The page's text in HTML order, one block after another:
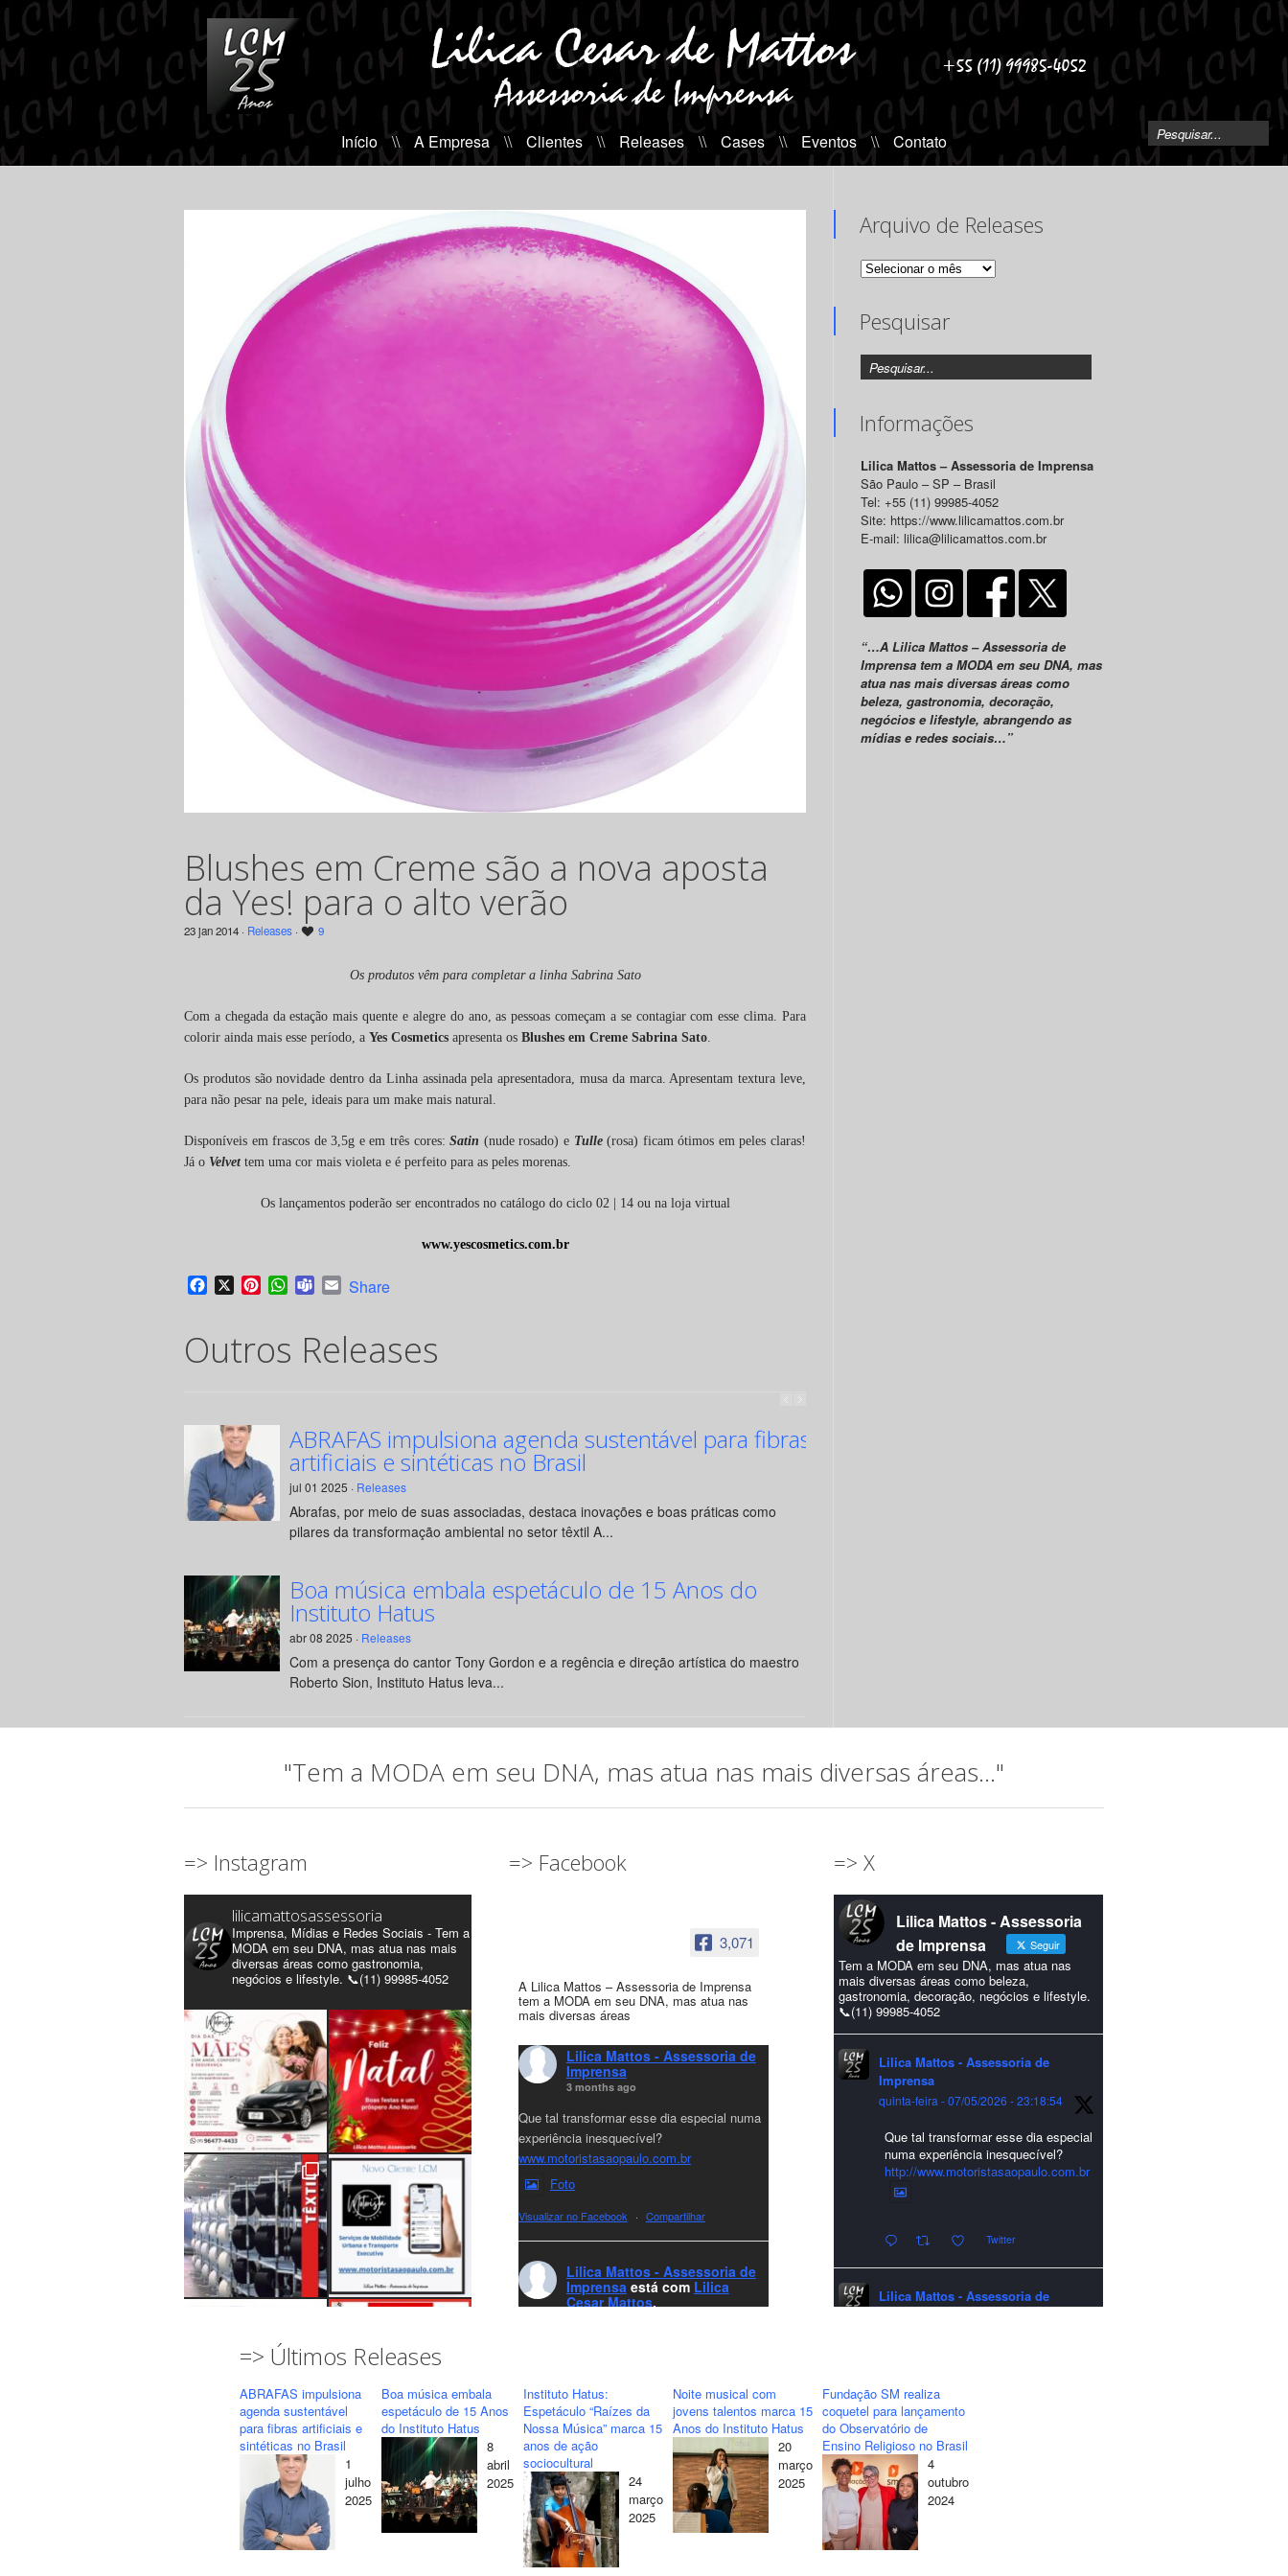
Início \\ A Empresa \\ Clientes \\ Releases \\ Cases \\ Eventos \\ Contato
Blushes em Creme são a nova aposta
da Yes! para o alto verão
23 jan 2014 · Releases · 9
Os produtos vêm para completar a linha Sabrina Sato
Com a chegada da estação mais quente e alegre do ano, as pessoas começam a se contagiar com esse clima. Para
colorir ainda mais esse período, a Yes Cosmetics apresenta os Blushes em Creme Sabrina Sato.
Os produtos são novidade dentro da Linha assinada pela apresentadora, musa da marca. Apresentam textura leve,
para não pesar na pele, ideais para um make mais natural.
Disponíveis em frascos de 3,5g e em três cores:Satin (nude rosado) e Tulle(rosa) ficam ótimos em peles claras!
Já o Velvet tem uma cor mais violeta e é perfeito para as peles morenas.
Os lançamentos poderão ser encontrados no catálogo do ciclo 02 | 14 ou na loja virtual
www.yescosmetics.com.br
Facebook
X PinterestWhatsApp
TeamsEmail
Share
Outros Releases
ABRAFAS impulsiona agenda sustentável para fibras
artificiais e sintéticas no Brasil
jul 01 2025 · Releases
Abrafas, por meio de suas associadas, destaca inovações e boas práticas como
pilares da transformação ambiental no setor têxtil A...
Boa música embala espetáculo de 15 Anos do
Instituto Hatus
abr 08 2025 · Releases
Com a presença do cantor Tony Gordon e a regência e direção artística do maestro
Roberto Sion, Instituto Hatus leva...
Arquivo de Releases
Arquivo
Pesquisar
Informações
Lilica Mattos – Assessoria de Imprensa
São Paulo – SP – Brasil
Tel: +55 (11) 99985-4052
Site: https://www.lilicamattos.com.br
E-mail: lilica@lilicamattos.com.br
“…A Lilica Mattos – Assessoria de
Imprensa tem a MODA em seu DNA, mas
atua nas mais diversas áreas como
beleza, gastronomia, decoração,
negócios e lifestyle, abrangendo as
mídias e redes sociais…”
"Tem a MODA em seu DNA, mas atua nas mais diversas áreas..."
=> Instagram
lilicamattosassessoria
Imprensa, Mídias e Redes Sociais - Tem a
MODA em seu DNA, mas atua nas mais
diversas áreas como gastronomia,
negócios e lifestyle. 📞(11) 99985-4052
Carregar mais... Seguir
=> Facebook
3,071
A Lilica Mattos – Assessoria de Imprensa
tem a MODA em seu DNA, mas atua nas
mais diversas áreas
Lilica Mattos - Assessoria de
Imprensa
3 months ago
Que tal transformar esse dia especial numa
experiência inesquecível?
www.motoristasaopaulo.com.br
Foto
Visualizar no Facebook · Compartilhar
Lilica Mattos - Assessoria de
Imprensa está com Lilica
Cesar Mattos.
realizações para todos clientes, jornalistas e
amigos que sempre nos acompanham!🎄✨
🥂❤️
#lcmassessoria
#natal
#merrychristmas #felizanonovo
#HappyNewYear
Foto
Visualizar no Facebook
=> X
Lilica Mattos - Assessoria
de Imprensa
Seguir
Tem a MODA em seu DNA, mas atua nas
mais diversas áreas como beleza,
gastronomia, decoração, negócios e lifestyle.
📞(11) 99985-4052
Lilica Mattos - Assessoria de
Imprensa
quinta-feira - 07/05/2026 - 23:18:54
Que tal transformar esse dia especial
numa experiência inesquecível?
http://www.motoristasaopaulo.com.br
Twitter
Lilica Mattos - Assessoria de
excelente Natal e um 2026 repleto de
conquistas e realizações para todos
clientes, jornalistas e amigos que
sempre nos acompanham!🎄✨🥂❤️
#lcmassessoria
#merrychristmas
#happynewyear
=> Últimos Releases
ABRAFAS impulsiona
agenda sustentável
para fibras artificiais e
sintéticas no Brasil
1
julho
2025
Boa música embala
espetáculo de 15 Anos
do Instituto Hatus
8
abril
2025
Instituto Hatus:
Espetáculo “Raízes da
Nossa Música” marca 15
anos de ação
sociocultural
24
março
2025
Noite musical com
jovens talentos marca 15
Anos do Instituto Hatus
20
março
2025
Fundação SM realiza
coquetel para lançamento
do Observatório de
Ensino Religioso no Brasil
4
outubro
2024